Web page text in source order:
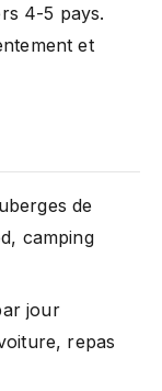
4-5 pays.
et
de
camping
jour
repas